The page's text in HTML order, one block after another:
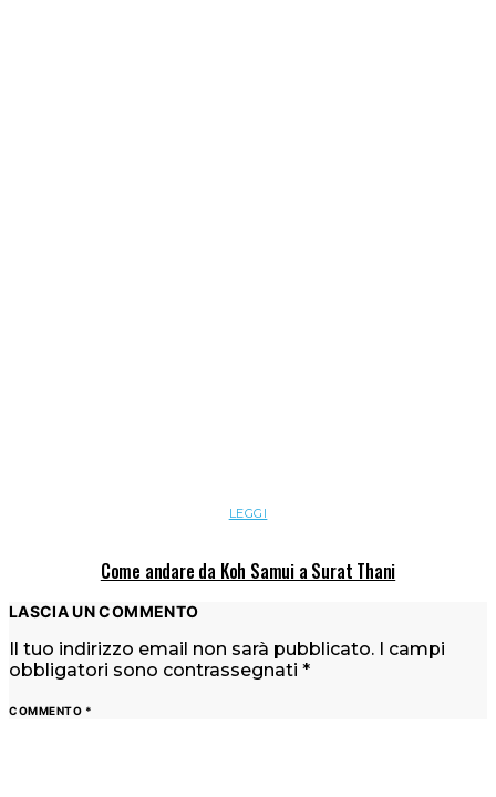
LEGGI
Come andare da Koh Samui a Surat Thani
LASCIA UN COMMENTO
Il tuo indirizzo email non sarà pubblicato. I campi
obbligatori sono contrassegnati *
COMMENTO *